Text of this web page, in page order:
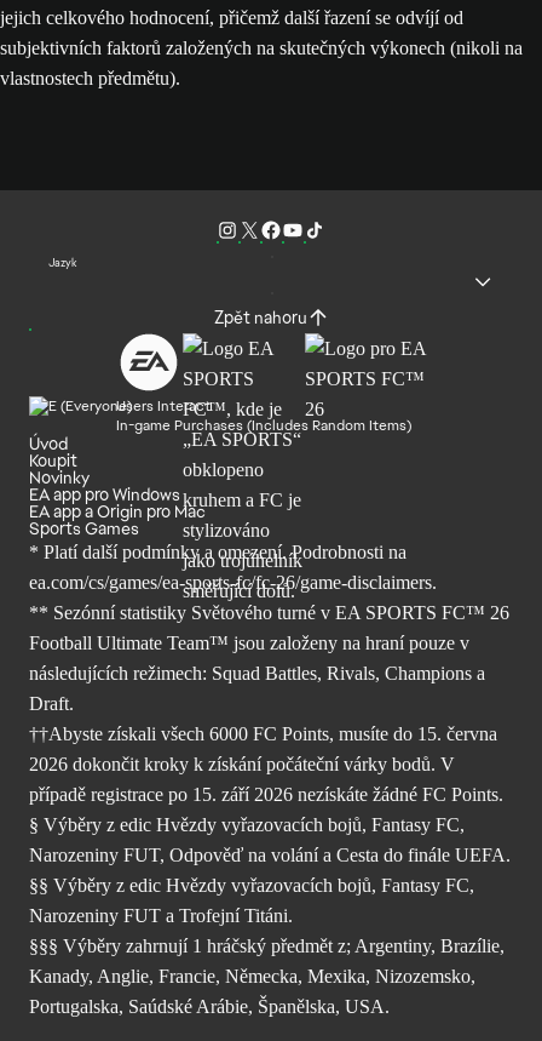
jejich celkového hodnocení, přičemž další řazení se odvíjí od
subjektivních faktorů založených na skutečných výkonech (nikoli na
vlastnostech předmětu).
Jazyk
Zpět nahoru
Users Interact
In-game Purchases (Includes Random Items)
Úvod
Koupit
Novinky
EA app pro Windows
EA app a Origin pro Mac
Sports Games
* Platí další podmínky a omezení. Podrobnosti na
ea.com/cs/games/ea-sports-fc/fc-26/game-disclaimers.
** Sezónní statistiky Světového turné v EA SPORTS FC™ 26
Football Ultimate Team™ jsou založeny na hraní pouze v
následujících režimech: Squad Battles, Rivals, Champions a
Draft.
††Abyste získali všech 6000 FC Points, musíte do 15. června
2026 dokončit kroky k získání počáteční várky bodů. V
případě registrace po 15. září 2026 nezískáte žádné FC Points.
§ Výběry z edic Hvězdy vyřazovacích bojů, Fantasy FC,
Narozeniny FUT, Odpověď na volání a Cesta do finále UEFA.
§§ Výběry z edic Hvězdy vyřazovacích bojů, Fantasy FC,
Narozeniny FUT a Trofejní Titáni.
§§§ Výběry zahrnují 1 hráčský předmět z; Argentiny, Brazílie,
Kanady, Anglie, Francie, Německa, Mexika, Nizozemsko,
Portugalska, Saúdské Arábie, Španělska, USA.